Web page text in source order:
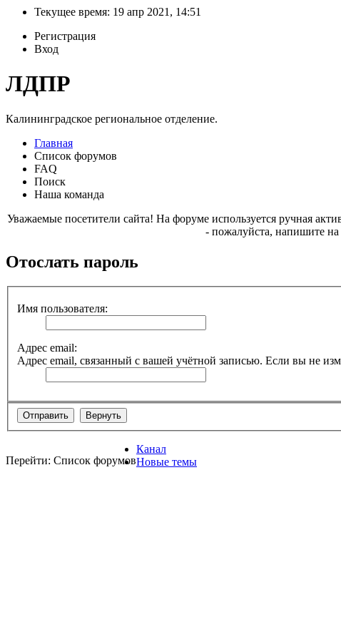
Текущее время: 19 апр 2021, 14:51
Регистрация
Вход
ЛДПР
Калининградское региональное отделение.
Главная
Список форумов
FAQ
Поиск
Наша команда
Уважаемые посетители сайта! На форуме используется ручная
- пожалуйста, напишите
Отослать пароль
Имя пользователя:
Адрес email:
Адрес email, связанный с вашей учётной записью. Если вы не
Перейти: Список форумов
Канал
Новые темы